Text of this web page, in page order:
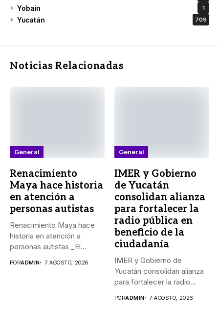
Yobain 1
Yucatán 709
Noticias Relacionadas
General
Renacimiento
Maya hace historia
en atención a
personas autistas
Renacimiento Maya hace
historia en atención a
personas autistas _El
PORADMIN 7 AGOSTO, 2026
General
IMER y Gobierno
de Yucatán
consolidan alianza
para fortalecer la
radio pública en
beneficio de la
ciudadanía
IMER y Gobierno de
Yucatán consolidan alianza
para fortalecer la radio
PORADMIN 7 AGOSTO, 2026